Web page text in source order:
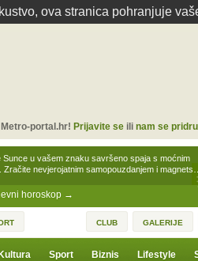
ova stranica pohranjuje
horoskop →
Sunce u vašem znaku savršeno spaja s moćnim
Zračite nevjerojatnim samopouzdanjem i
portal.hr! Prijavite seili nam se
CLUB GALERIJE
Kultura Sport Biznis Lifestyle